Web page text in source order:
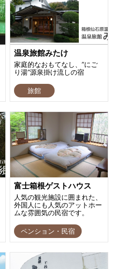
温泉旅館みたけ
家庭的なおもてなし、”にご
り湯”源泉掛け流しの宿
旅館
富士箱根ゲストハウス
人気の観光施設に囲まれた、
外国人にも人気のアットホー
ムな雰囲気の民宿です。
ペンション・民宿